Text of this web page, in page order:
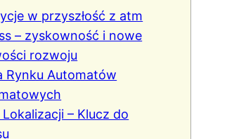
w przyszłość z atm
– zyskowność i nowe
rozwoju
Rynku Automatów
– Klucz do